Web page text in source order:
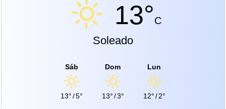
13°C
Soleado
Sáb
13°/5°
Dom
13°/3°
Lun
12°/2°